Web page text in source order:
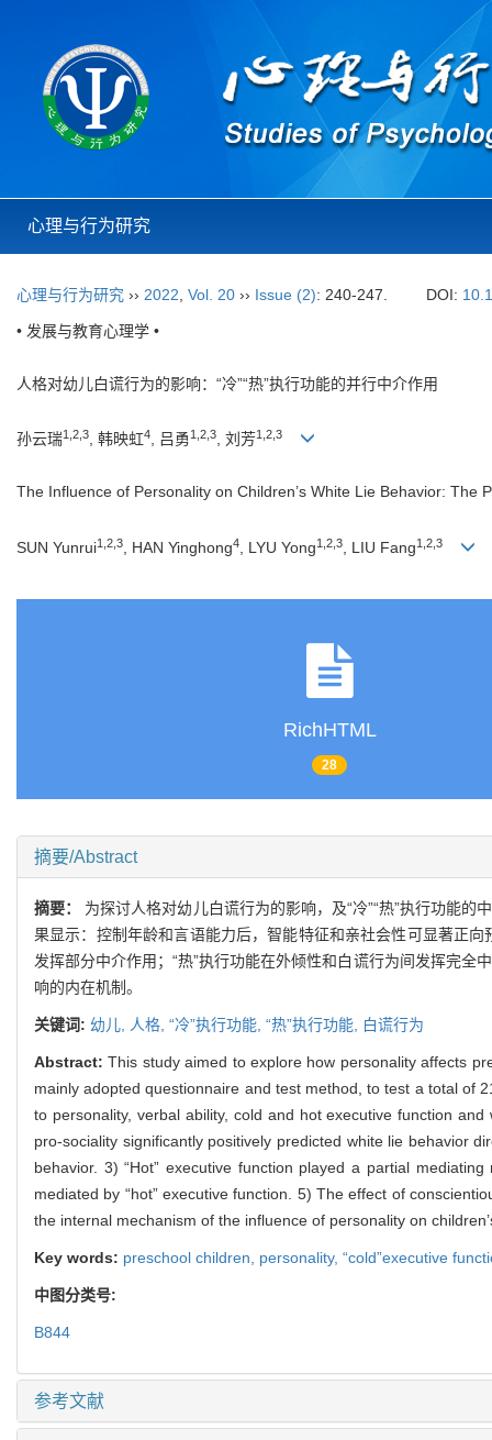
心理与行为研究
心理与行为研究 ›› 2022 Vol. 20 ›› Issue (2): 240-247. DOI:
• 发展与教育心理学 •
人格对幼儿白谎行为的影响：“冷”“热”执行功能的并行中介作用
孙云瑞1,2,3, 韩映虹4, 吕勇1,2,3, 刘芳1,2,3
The Influence of Personality on Children’s White Lie Behavior: The
SUN Yunrui1,2,3 , HAN Yinghong4 , LYU Yong1,2,3 , LIU Fang1,2,3
RichHTML
28
摘要/Abstract
摘要： 为探讨人格对幼儿白谎行为的影响，及“冷”“热”执行功能
果显示：控制年龄和言语能力后，智能特征和亲社会性可显著正
发挥部分中介作用；“热”执行功能在外倾性和白谎行为间发挥完全
响的内在机制。
关键词: 幼儿, 人格, “冷”执行功能, “热”执行功能, 白谎行为
Abstract:This study aimed to explore how personality affects
mainly adopted questionnaire and test method, to test a total of
to personality, verbal ability, cold and hot executive function
pro-sociality significantly positively predicted white lie behavior
behavior. 3) “Hot” executive function played a partial
mediated by “hot” executive function. 5) The effect of
the internal mechanism of the influence of personality on
Key words: preschool children, personality, “cold”executive
中图分类号:
B844
参考文献